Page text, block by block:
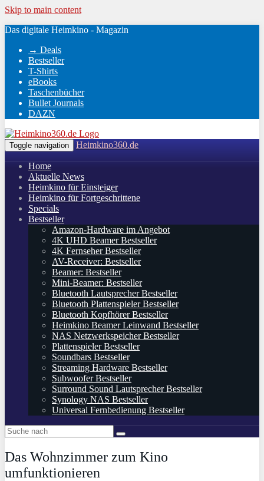
Skip to main content
Das digitale Heimkino - Magazin
→ Deals
Bestseller
T-Shirts
eBooks
Taschenbücher
Bullet Journals
DAZN
Toggle navigation Heimkino360.de
Home
Aktuelle News
Heimkino für Einsteiger
Heimkino für Fortgeschrittene
Specials
Bestseller
Amazon-Hardware im Angebot
4K UHD Beamer Bestseller
4K Fernseher Bestseller
AV-Receiver: Bestseller
Beamer: Bestseller
Mini-Beamer: Bestseller
Bluetooth Lautsprecher Bestseller
Bluetooth Plattenspieler Bestseller
Bluetooth Kopfhörer Bestseller
Heimkino Beamer Leinwand Bestseller
NAS Netzwerkspeicher Bestseller
Plattenspieler Bestseller
Soundbars Bestseller
Streaming Hardware Bestseller
Subwoofer Bestseller
Surround Sound Lautsprecher Bestseller
Synology NAS Bestseller
Universal Fernbedienung Bestseller
Das Wohnzimmer zum Kino
umfunktionieren